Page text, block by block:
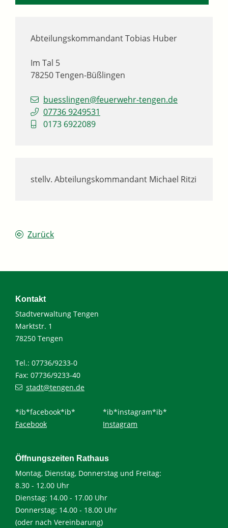
AbteilungskommandantTobias Huber
Im Tal 5
78250Tengen-Büßlingen
buesslingen@feuerwehr-tengen.de
07736 9249531
0173 6922089
stellv. Abteilungskommandant Michael Ritzi
Zurück
Kontakt
Stadtverwaltung Tengen
Marktstr. 1
78250 Tengen
Tel.: 07736/9233-0
Fax: 07736/9233-40
stadt@tengen.de
*ib*facebook*ib*
Facebook
*ib*instagram*ib*
Instagram
Öffnungszeiten Rathaus
Montag, Dienstag, Donnerstag und Freitag:
8.30 - 12.00 Uhr
Dienstag: 14.00 - 17.00 Uhr
Donnerstag: 14.00 - 18.00 Uhr
(oder nach Vereinbarung)